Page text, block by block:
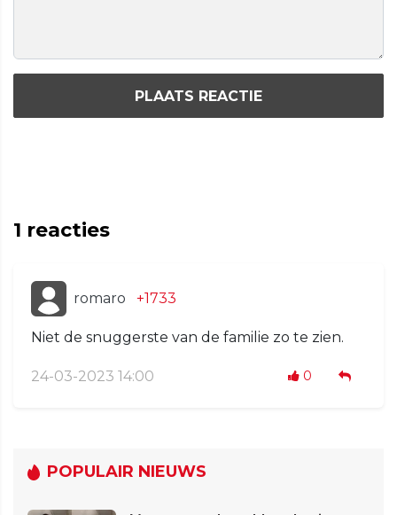
PLAATS REACTIE
1 reacties
romaro +1733
Niet de snuggerste van de familie zo te zien.
24-03-2023 14:00 0
POPULAIR NIEUWS